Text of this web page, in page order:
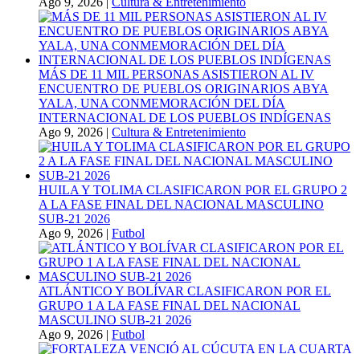
MÁS DE 11 MIL PERSONAS ASISTIERON AL IV
ENCUENTRO DE PUEBLOS ORIGINARIOS ABYA
YALA, UNA CONMEMORACIÓN DEL DÍA
INTERNACIONAL DE LOS PUEBLOS INDÍGENAS
Ago 9, 2026 | Cultura & Entretenimiento
HUILA Y TOLIMA CLASIFICARON POR EL GRUPO 2
A LA FASE FINAL DEL NACIONAL MASCULINO
SUB-21 2026
Ago 9, 2026 | Futbol
ATLÁNTICO Y BOLÍVAR CLASIFICARON POR EL
GRUPO 1 A LA FASE FINAL DEL NACIONAL
MASCULINO SUB-21 2026
Ago 9, 2026 | Futbol